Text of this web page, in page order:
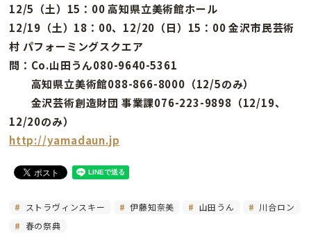
12/5（土）15：00 高知県立美術館ホール
12/19（土）18：00、12/20（日）15：00 金沢市民芸術
村 パフォーミングスクエア
問：Co.山田うん080-9640-5361
高知県立美術館088-866-8000（12/5のみ）
金沢芸術創造財団 事業課076-223-9898（12/19、
12/20のみ）
http://yamadaun.jp
ストラヴィンスキー 伊藤知奈美 山田うん
川合ロン
春の祭典